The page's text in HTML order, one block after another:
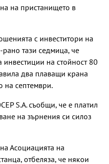
на пристанището в
с инвеститори на
рано тази седмица, че
на стойност 80
два плаващи крана
на септември.
S.A. съобщи, че е платил
на зърнения си силоз
Асоциацията на
отбеляза, че някои